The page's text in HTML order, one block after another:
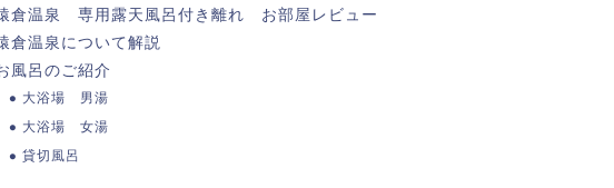
倉温泉 専用露天風呂付き離れ お部屋レビュー
倉温泉について解説
風呂のご紹介
大浴場 男湯
大浴場 女湯
貸切風呂